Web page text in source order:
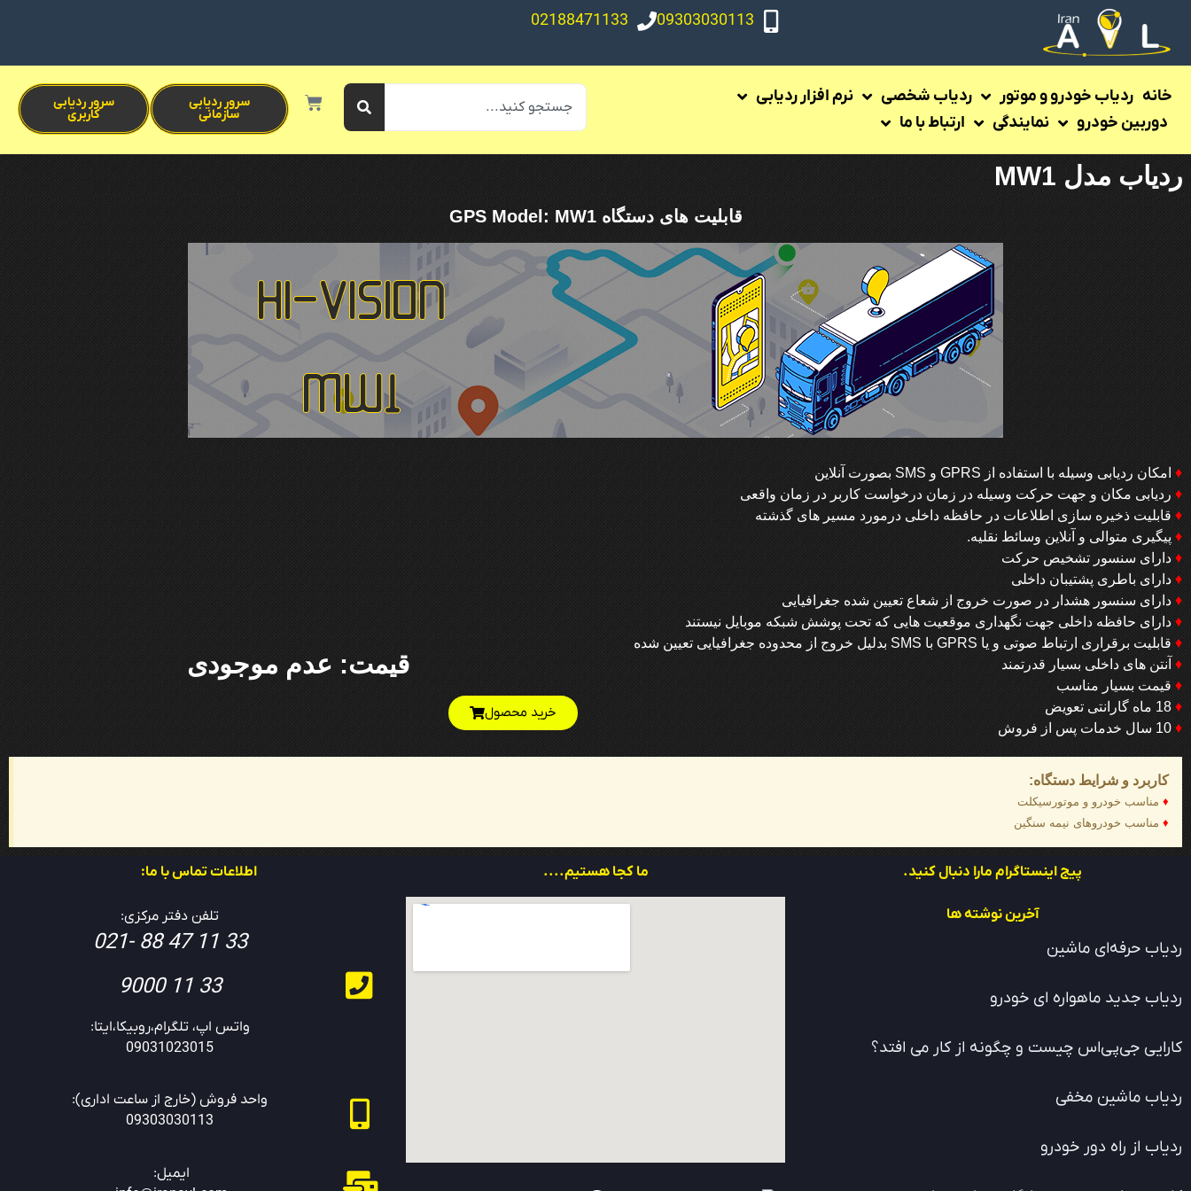
09303030113
02188471133
خانه ردیاب خودرو و موتور ردیاب شخصی
نرم افزار ردیابی
دوربین خودرو
نمایندگی ارتباط با ما
سرور ردیابی
سازمانی
سرور ردیابی
کاربری
ردیاب مدل MW1
قابلیت های دستگاه GPS Model: MW1
♦ امکان ردیابی وسیله با استفاده از GPRS و SMS بصورت آنلاین
♦ ردیابی مکان و جهت حرکت وسیله در زمان درخواست کاربر در زمان واقعی
♦ قابلیت ذخیره سازی اطلاعات در حافظه داخلی درمورد مسیر های گذشته
♦ پیگیری متوالی و آنلاین وسائط نقلیه.
♦ دارای سنسور تشخیص حرکت
♦ دارای باطری پشتیبان داخلی
♦ دارای سنسور هشدار در صورت خروج از شعاع تعیین شده جغرافیایی
♦ دارای حافظه داخلی جهت نگهداری موقعیت هایی که تحت پوشش شبکه موبایل نیستند
♦ قابلیت برقراری ارتباط صوتی و یا GPRS با SMS بدلیل خروج از محدوده جغرافیایی تعیین شده
♦ آنتن های داخلی بسیار قدرتمند
♦ قیمت بسیار مناسب
♦
♦
قیمت: عدم موجودی
خرید محصول
کاربرد و شرایط دستگاه:
♦ مناسب خودرو و موتورسیکلت
♦ مناسب خودروهای نیمه سنگین
پیج اینستاگرام مارا دنبال کنید.
آخرین نوشته ها
ردیاب حرفه‌ای ماشین
ردیاب جدید ماهواره ای خودرو
کارایی جی‌پی‌اس چیست و چگونه از کار می افتد؟
ردیاب ماشین مخفی
ردیاب از راه دور خودرو
ما کجا هستیم.... اطلاعات تماس با ما:
تلفن دفتر مرکزی:
33 11 47 88 -021
33 11 9000
واتس اپ، تلگرام،روبیکا،ایتا:
09031023015
واحد فروش (خارج از ساعت اداری):
09303030113
ایمیل: